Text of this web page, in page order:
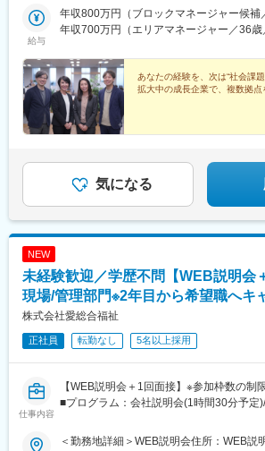
《養成期間中の勤務地》現在は東京、横浜
で行っていますが、ご希望に合わせて、お
気軽にご相談ください。《養成期間後の
が対象※現在お住まいの地域又はジェネラ
上決定《配属事業部について》障害福祉
護」と「グループホーム」、高齢者事業で
展開しています。配属に関しては、適性や
の事業部を決定。あなたの適性や能力を
なる点はご相談ください。☆引越し手当支
あり（無料）
給与
年収800万円（ブロックマネージャー候補
年収700万円（エリアマネージャー／36歳
あなたの経験を、次は“社会課
拡大中の成長企業で、複数拠
気になる
NEW
未経験歓迎／学歴不問【WEB説明会
現場/管理部門※2年目から希望職へキ
株式会社愛総合福祉
正社員 転勤なし 5名以上採用
仕事内容
【WEB説明会＋1回面接】※参加枠数の制
■プログラム：会社説明会(1時間30分予定
て構いません。（後日の面接調整も可能
＜勤務地詳細＞WEB説明会住所：WEB説